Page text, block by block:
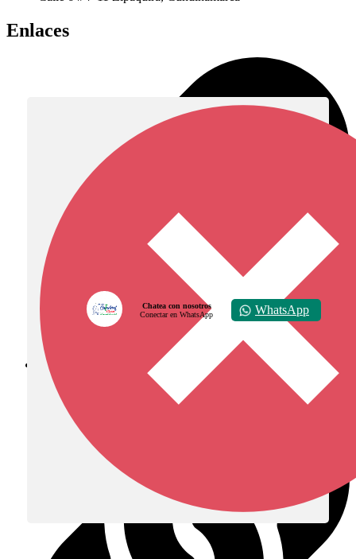
Enlaces
Diócesis de Zipaquirá
Chatea con nosotros
Conectar en WhatsApp
WhatsApp